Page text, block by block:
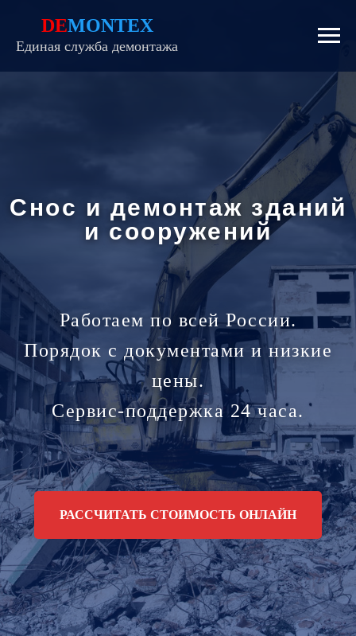
DEMONTEX
Единая служба демонтажа
Снос и демонтаж зданий
и сооружений
Работаем по всей России.
Порядок с документами и низкие
цены.
Сервис-поддержка 24 часа.
РАССЧИТАТЬ СТОИМОСТЬ ОНЛАЙН